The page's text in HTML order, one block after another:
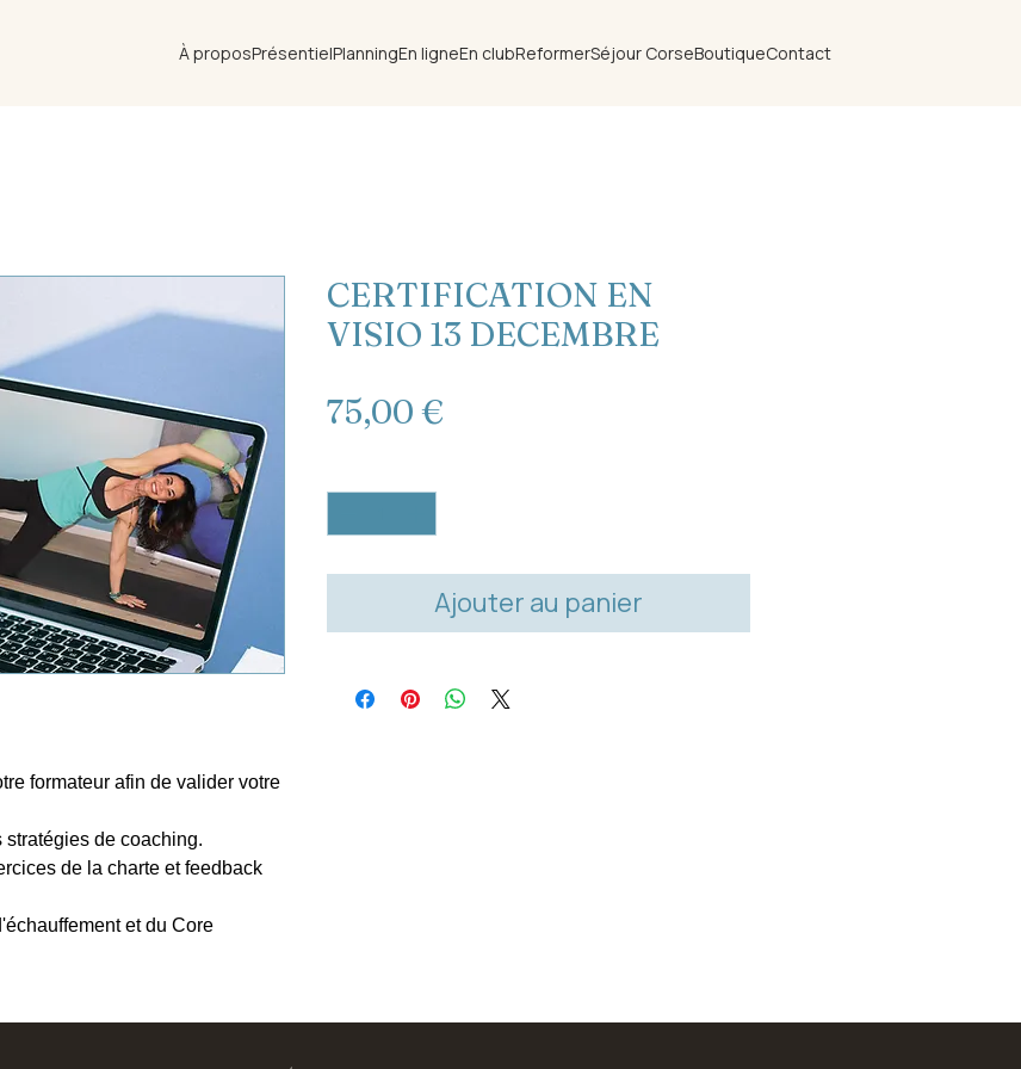
À proposPrésentielPlanningEn ligneEn clubReformerSéjour CorseBoutiqueContact
formateur afin de valider votre
de coaching.
de la charte et feedback
et du Core
CERTIFICATION EN
VISIO 13 DECEMBRE
75,00 €
Ajouter au panier